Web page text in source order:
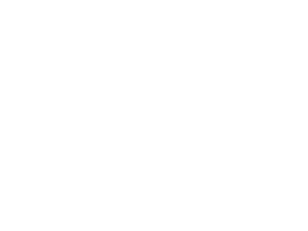
na tela.